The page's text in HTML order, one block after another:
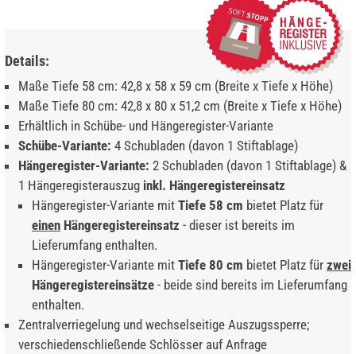
Details:
Maße Tiefe 58 cm: 42,8 x 58 x 59 cm (Breite x Tiefe x Höhe)
Maße Tiefe 80 cm: 42,8 x 80 x 51,2 cm (Breite x Tiefe x Höhe)
Erhältlich in Schübe- und Hängeregister-Variante
Schübe-Variante: 4 Schubladen (davon 1 Stiftablage)
Hängeregister-Variante: 2 Schubladen (davon 1 Stiftablage) &
1 Hängeregisterauszug inkl. Hängeregistereinsatz
Hängeregister-Variante mit Tiefe 58 cm bietet Platz für
einen Hängeregistereinsatz - dieser ist bereits im
Lieferumfang enthalten.
Hängeregister-Variante mit Tiefe 80 cm bietet Platz für zwei
Hängeregistereinsätze - beide sind bereits im Lieferumfang
enthalten.
Zentralverriegelung und wechselseitige Auszugssperre;
verschiedenschließende Schlösser auf Anfrage